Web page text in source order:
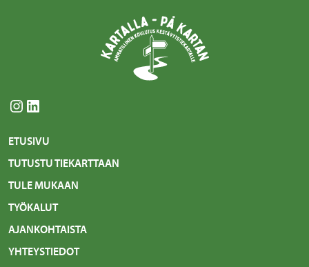
Instagram LinkedIn
ETUSIVU
TUTUSTU TIEKARTTAAN
TULE MUKAAN
TYÖKALUT
AJANKOHTAISTA
YHTEYSTIEDOT